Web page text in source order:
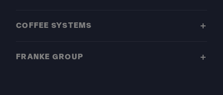
COFFEE SYSTEMS
FRANKE GROUP